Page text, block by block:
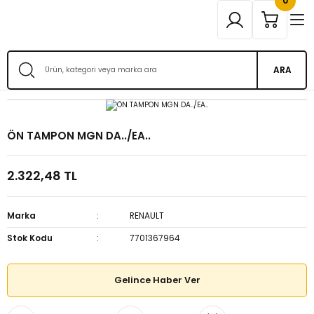
ARA
ÖN TAMPON MGN DA../EA..
2.322,48 TL
Marka
RENAULT
Stok Kodu
7701367964
Gelince Haber Ver